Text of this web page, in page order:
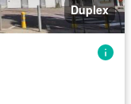
Duplex